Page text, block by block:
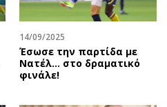
14/09/2025
Έσωσε την παρτίδα με
Νατέλ… στο δραματικό
φινάλε!